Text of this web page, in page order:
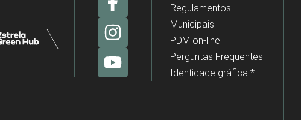
Regulamentos
Municipais
PDM on-line
Perguntas Frequentes
Identidade gráfica *